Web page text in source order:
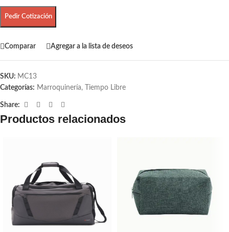
Pedir Cotización
Comparar Agregar a la lista de deseos
SKU: MC13
Categorías: Marroquinería, Tiempo Libre
Share:
Productos relacionados